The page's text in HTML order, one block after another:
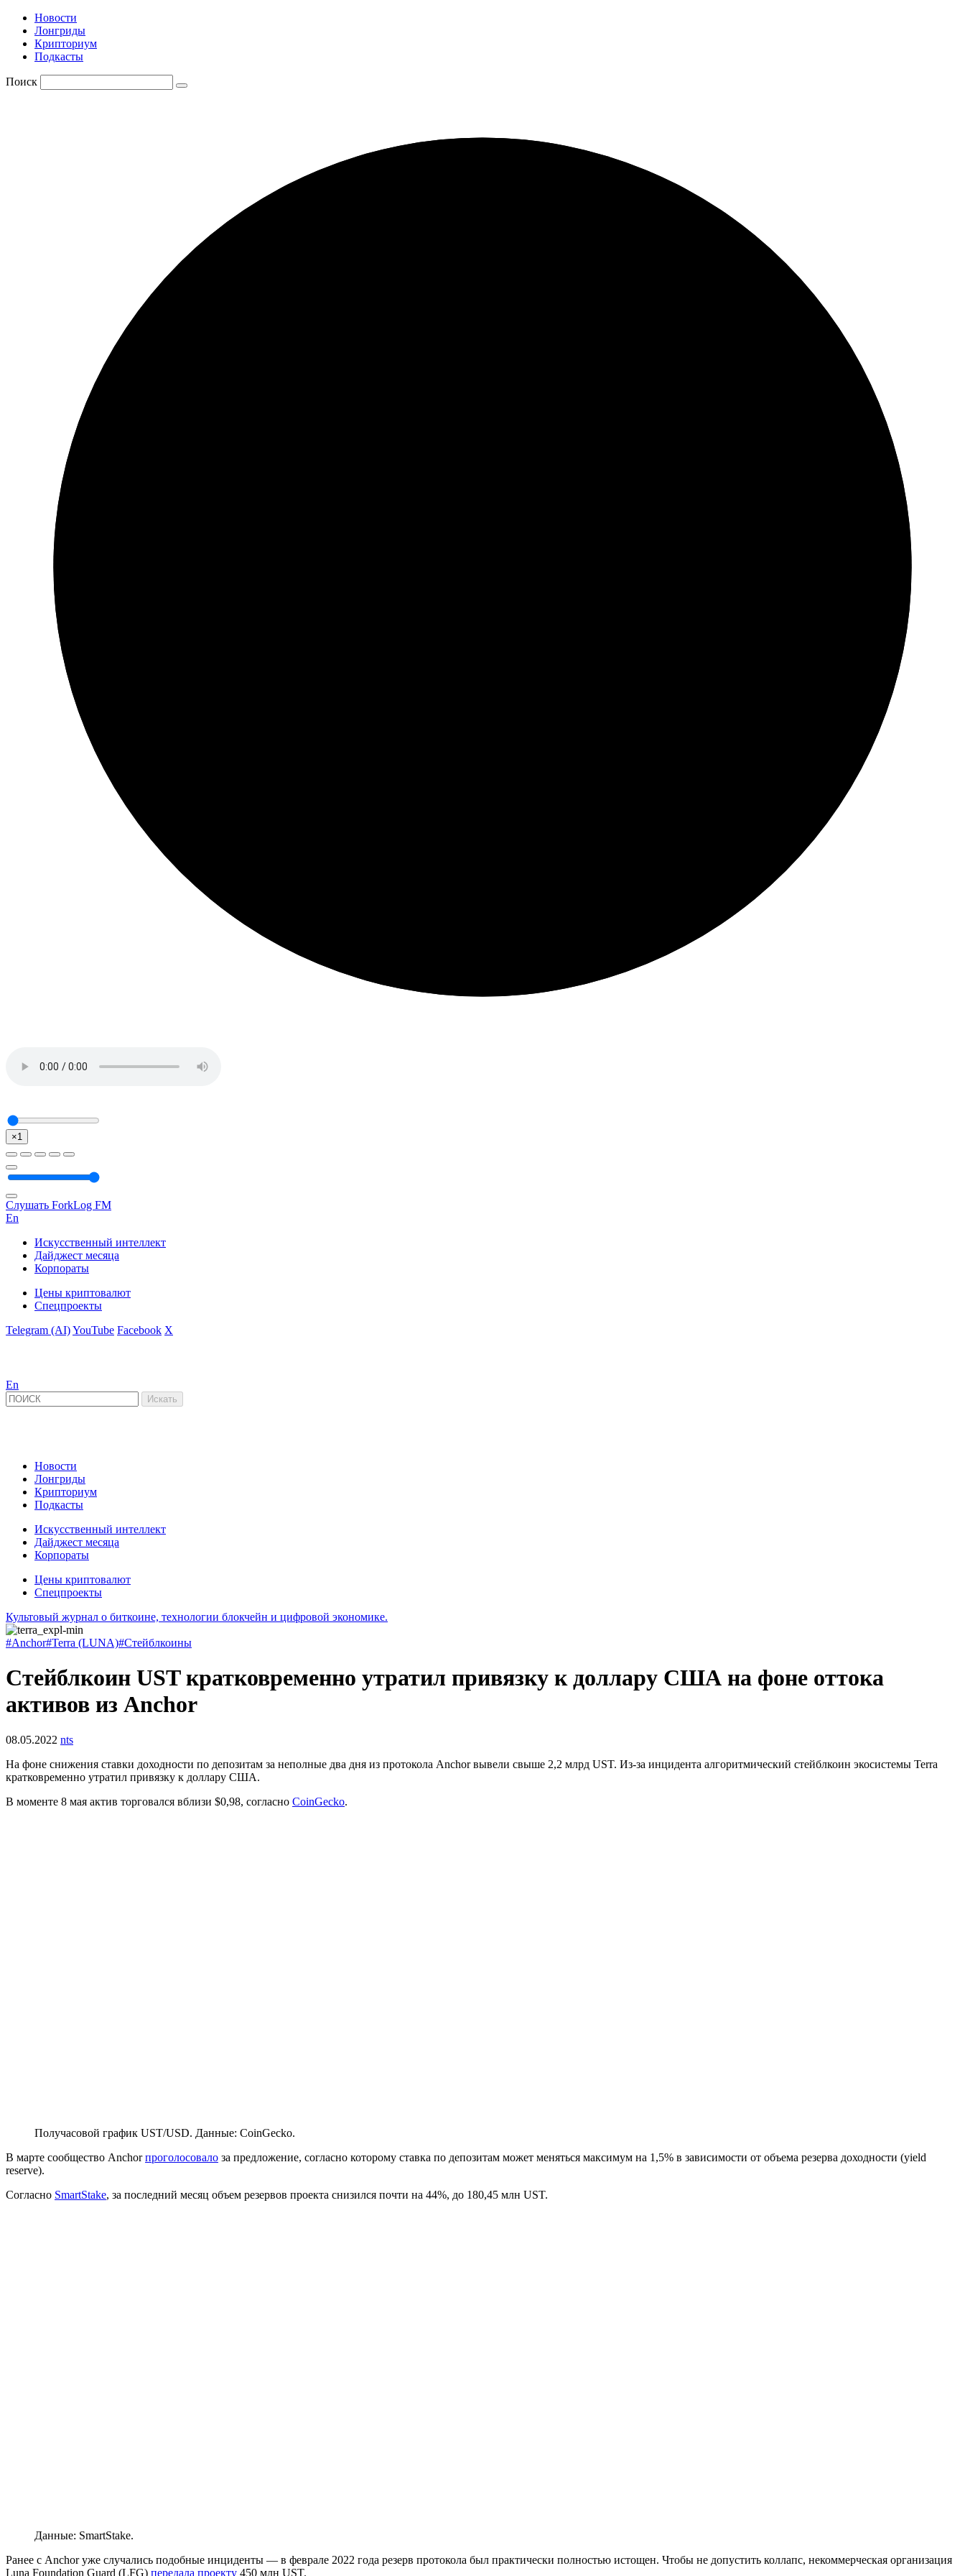
Новости
Лонгриды
Крипториум
Подкасты
Поиск
×1
Слушать ForkLog FM
En
Искусственный интеллект
Дайджест месяца
Корпораты
Цены криптовалют
Спецпроекты
Telegram (AI)YouTube Facebook X
En
Новости
Лонгриды
Крипториум
Подкасты
Искусственный интеллект
Дайджест месяца
Корпораты
Цены криптовалют
Спецпроекты
Культовый журнал о биткоине, технологии блокчейн и цифровой экономике.
#Anchor#Terra (LUNA)#Стейблкоины
Cтейблкоин UST кратковременно утратил привязку к доллару США на фоне оттока
активов из Anchor
08.05.2022 nts
На фоне снижения ставки доходности по депозитам за неполные два дня из протокола Anchor вывели свыше 2,2 млрд UST. Из-за инцидента алгоритмический стейблкоин экосистемы Terra
кратковременно утратил привязку к доллару США.
В моменте 8 мая актив торговался вблизи $0,98, согласно CoinGecko.
Получасовой график UST/USD. Данные: CoinGecko.
В марте сообщество Anchorпроголосовало за предложение, согласно которому ставка по депозитам может меняться максимум на 1,5% в зависимости от объема резерва доходности (yield
reserve).
Согласно SmartStake, за последний месяц объем резервов проекта снизился почти на 44%, до 180,45 млн UST.
Данные: SmartStake.
Ранее с Anchor уже случались подобные инциденты — в феврале 2022 года резерв протокола был практически полностью истощен. Чтобы не допустить коллапс, некоммерческая организация
Luna Foundation Guard (LFG) передала проекту 450 млн UST.